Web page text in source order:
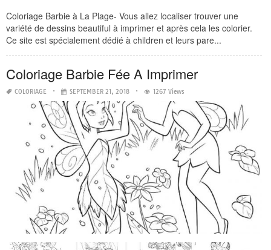
Coloriage Barbie à La Plage- Vous allez localiser trouver une
variété de dessins beautiful à imprimer et après cela les colorier.
Ce site est spécialement dédié à children et leurs pare...
Coloriage Barbie Fée A Imprimer
COLORIAGE SEPTEMBER 21, 2018 1267 Views